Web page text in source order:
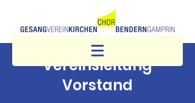
Vereinsleitung
Vorstand